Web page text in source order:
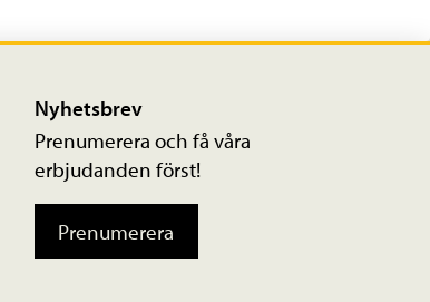
Nyhetsbrev
Prenumerera och få våra
erbjudanden först!
Prenumerera